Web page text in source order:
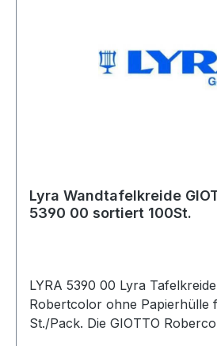
Lyra Wandtafelkreide
5390 00 sortiert 100St.
LYRA 5390 00 Lyra
Robertcolor ohne Papierhülle
St./Pack. Die GIOTTO Robercolor Kreidestifte